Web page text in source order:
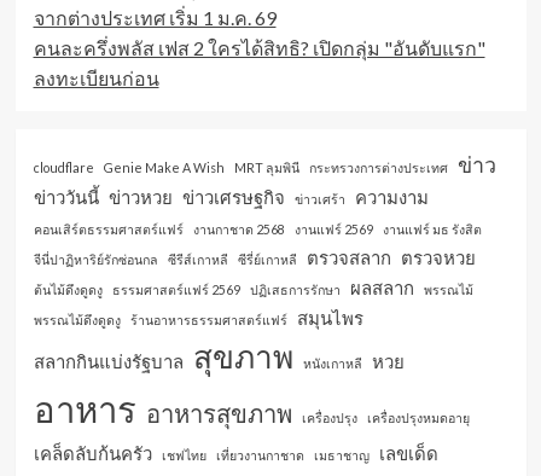
จากต่างประเทศ เริ่ม 1 ม.ค. 69
คนละครึ่งพลัส เฟส 2 ใครได้สิทธิ? เปิดกลุ่ม "อันดับแรก"
ลงทะเบียนก่อน
cloudflare Genie Make A Wish MRT ลุมพินี กระทรวงการต่างประเทศ ข่าว
ข่าววันนี้ ข่าวหวย ข่าวเศรษฐกิจ ข่าวเศร้า ความงาม
คอนเสิร์ตธรรมศาสตร์แฟร์ งานกาชาด 2568 งานแฟร์ 2569
งานแฟร์ มธ รังสิต
จีนี่ปาฏิหาริย์รักซ่อนกล
ซีรีส์เกาหลี ซีรี่ย์เกาหลี ตรวจสลาก ตรวจหวย
ต้นไม้ดึงดูดงู ธรรมศาสตร์แฟร์ 2569 ปฏิเสธการรักษา ผลสลาก
พรรณไม้
พรรณไม้ดึงดูดงู
ร้านอาหารธรรมศาสตร์แฟร์
สมุนไพร
สลากกินแบ่งรัฐบาล สุขภาพ หนังเกาหลี หวย
อาหาร อาหารสุขภาพ เครื่องปรุง เครื่องปรุงหมดอายุ
เคล็ดลับก้นครัว เชฟไทย เที่ยวงานกาชาด เมธาชาญ เลขเด็ด